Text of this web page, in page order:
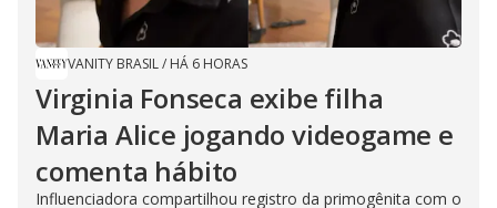
VANITY BRASIL/ HÁ 6 HORAS
Virginia Fonseca exibe filha
Maria Alice jogando videogame e
comenta hábito
Influenciadora compartilhou registro da primogênita com o